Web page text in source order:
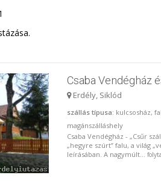
Csaba Vendégház
Erdély, Siklód
szállás típusa: kulcsosház,
magánszálláshely
Csaba Vendégház - „Csűr
„hegyre szúrt” falu, a világ
leírásában. A nagymúlt...